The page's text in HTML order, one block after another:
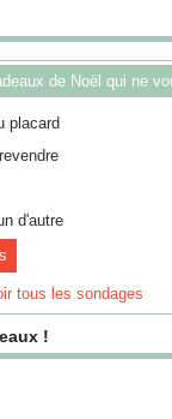
de Noël qui ne
placard
d'autre
tous les sondages
!